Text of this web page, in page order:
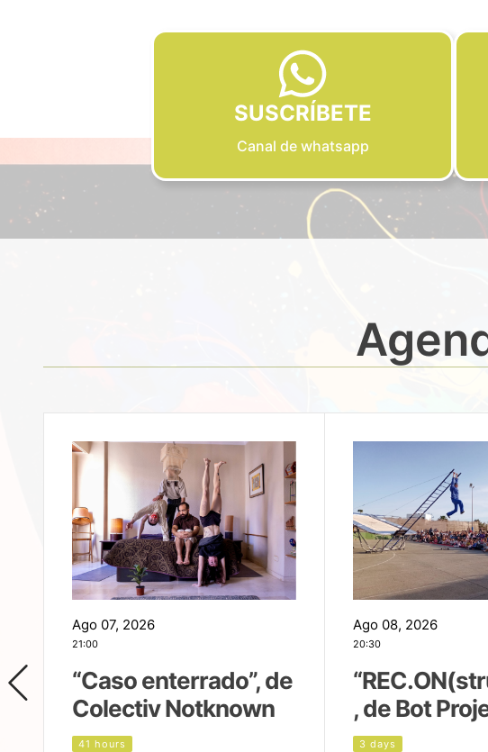
SUSCRÍBETE
Canal de whatsapp
Ago 07, 2026
21:00
“Caso enterrado”, de
Colectiv Notknown
41 hours
Ago 08, 2026
20:30
, de Bot
3 days